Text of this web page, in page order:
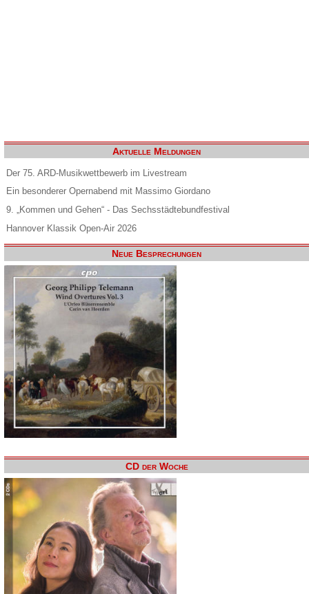
Aktuelle Meldungen
Der 75. ARD-Musikwettbewerb im Livestream
Ein besonderer Opernabend mit Massimo Giordano
9. „Kommen und Gehen“ - Das Sechsstädtebundfestival
Hannover Klassik Open-Air 2026
Neue Besprechungen
CD der Woche